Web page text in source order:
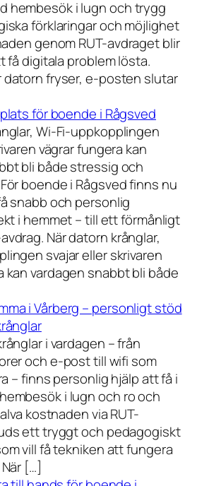
hembesök i lugn och trygg
förklaringar och möjlighet
genom RUT-avdraget blir
få digitala problem lösta.
datorn fryser, e-posten slutar
för boende i Rågsved
Wi-Fi-uppkopplingen
vägrar fungera kan
bli både stressig och
boende i Rågsved finns nu
snabb och personlig
i hemmet – till ett förmånligt
När datorn krånglar,
svajar eller skrivaren
kan vardagen snabbt bli både
i Vårberg – personligt stöd
i vardagen – från
och e-post till wifi som
– finns personlig hjälp att få i
i lugn och ro och
kostnaden via RUT-
ett tryggt och pedagogiskt
vill få tekniken att fungera
[…]